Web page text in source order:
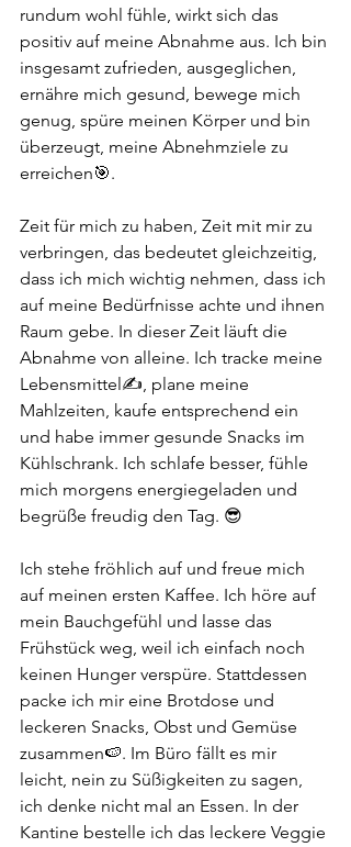
rundum wohl fühle, wirkt sich das
positiv auf meine Abnahme aus. Ich bin
insgesamt zufrieden, ausgeglichen,
ernähre mich gesund, bewege mich
genug, spüre meinen Körper und bin
überzeugt, meine Abnehmziele zu
erreichen🎯.
Zeit für mich zu haben, Zeit mit mir zu
verbringen, das bedeutet gleichzeitig,
dass ich mich wichtig nehmen, dass ich
auf meine Bedürfnisse achte und ihnen
Raum gebe. In dieser Zeit läuft die
Abnahme von alleine. Ich tracke meine
Lebensmittel✍️, plane meine
Mahlzeiten, kaufe entsprechend ein
und habe immer gesunde Snacks im
Kühlschrank. Ich schlafe besser, fühle
mich morgens energiegeladen und
begrüße freudig den Tag. 😎
Ich stehe fröhlich auf und freue mich
auf meinen ersten Kaffee. Ich höre auf
mein Bauchgefühl und lasse das
Frühstück weg, weil ich einfach noch
keinen Hunger verspüre. Stattdessen
packe ich mir eine Brotdose und
leckeren Snacks, Obst und Gemüse
zusammen🍉. Im Büro fällt es mir
leicht, nein zu Süßigkeiten zu sagen,
ich denke nicht mal an Essen. In der
Kantine bestelle ich das leckere Veggie